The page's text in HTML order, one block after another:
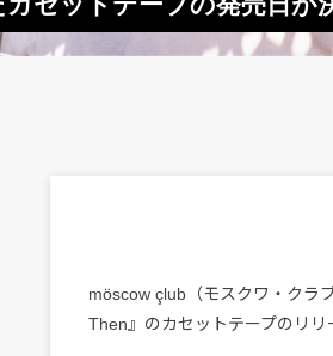
möscow çlub（モスクワ・クラ
Then』のカセットテープのリリ